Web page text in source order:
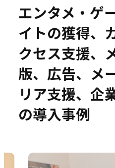
事例
セミナー
お役立ち情報
エンタメ・ゲ
イトの獲得、
クセス支援、
版、広告、メ
リア支援、企
の導入事例